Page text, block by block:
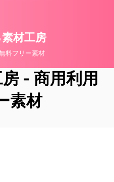
材工房
料フリー素材
- 商用利用
素材